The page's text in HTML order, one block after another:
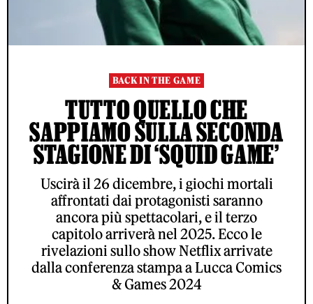
BACK IN THE GAME
TUTTO QUELLO CHE
SAPPIAMO SULLA SECONDA
STAGIONE DI ‘SQUID GAME’
Uscirà il 26 dicembre, i giochi mortali
affrontati dai protagonisti saranno
ancora più spettacolari, e il terzo
capitolo arriverà nel 2025. Ecco le
rivelazioni sullo show Netflix arrivate
dalla conferenza stampa a Lucca Comics
& Games 2024